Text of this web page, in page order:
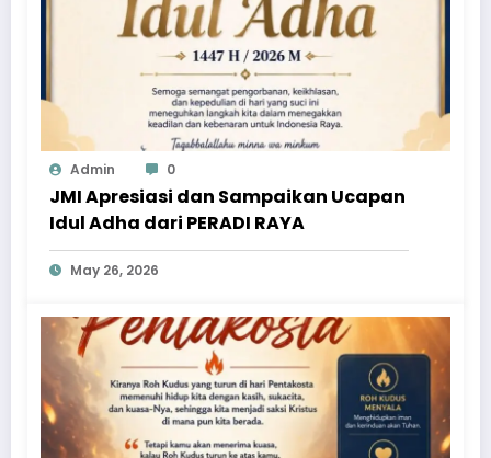
Admin 0
JMI Apresiasi dan Sampaikan Ucapan
Idul Adha dari PERADI RAYA
May 26, 2026